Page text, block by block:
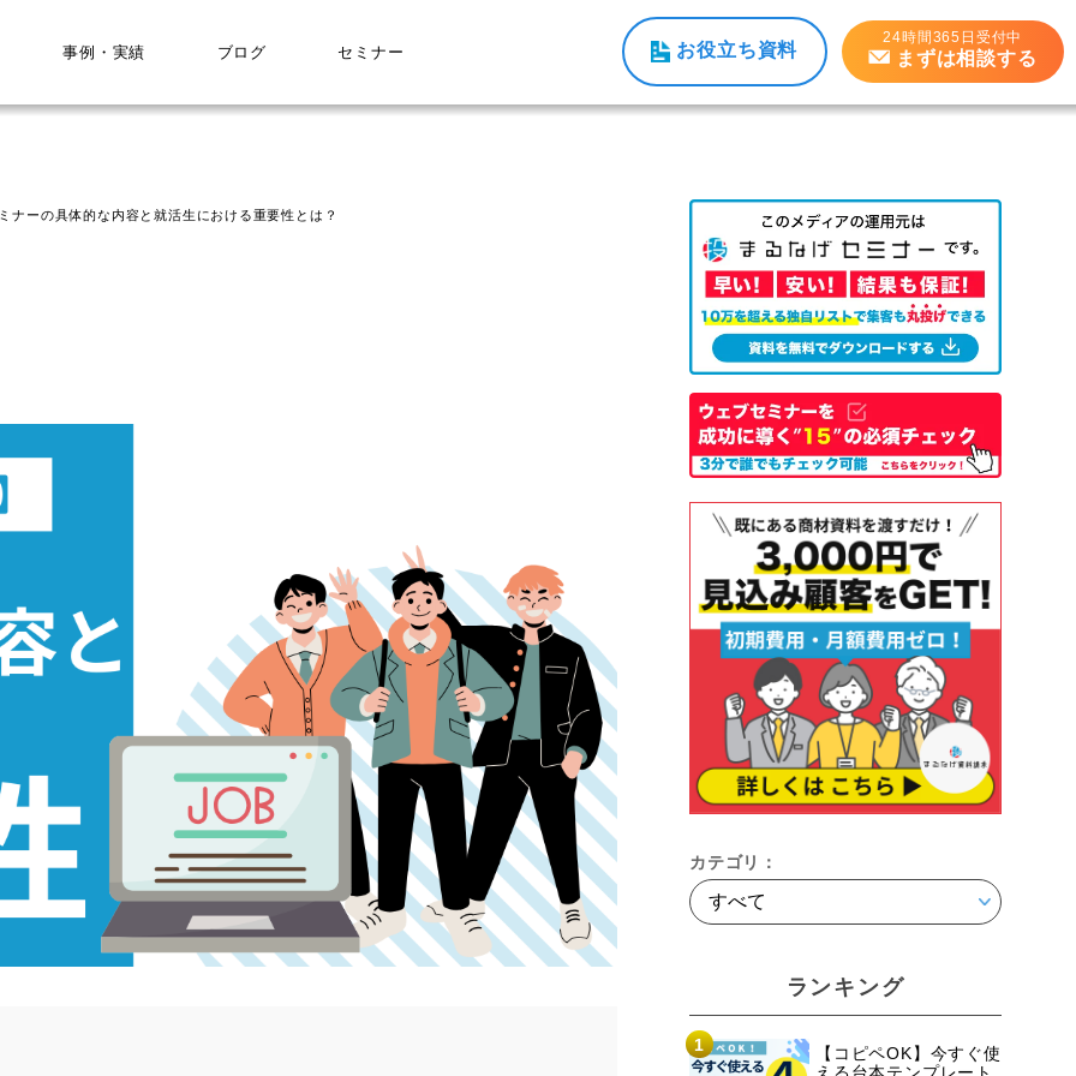
事例・実績 ブログ セミナー お役立ち資料
24時間365日受付中
まずは相談する
ナーの具体的な内容と就活生における重要性とは？
カテゴリ：
ランキング
1
【コピペOK】今すぐ使